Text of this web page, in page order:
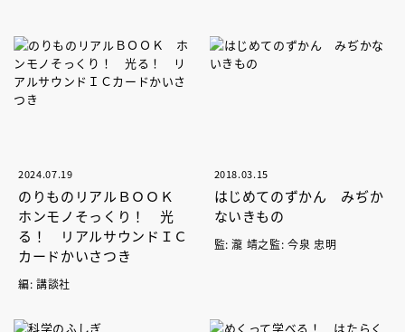
2024.07.19
のりものリアルＢＯＯＫ
ホンモノそっくり！ 光
る！ リアルサウンドＩＣ
カードかいさつき
編: 講談社
2018.03.15
はじめてのずかん みぢか
ないきもの
監: 瀧 靖之監: 今泉 忠明